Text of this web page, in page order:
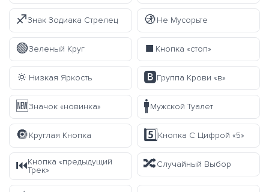
♐Знак Зодиака Стрелец 🚯Не Мусорьте
🟢Зеленый Круг ⏹️ Кнопка «стоп»
🔅 Низкая Яркость 🅱️Группа Крови «в»
🆕Значок «новинка» 🚹Мужской Туалет
🔘Круглая Кнопка 5️⃣Кнопка С Цифрой «5»
⏮️Кнопка «предыдущий
Трек»
🔀Случайный Выбор